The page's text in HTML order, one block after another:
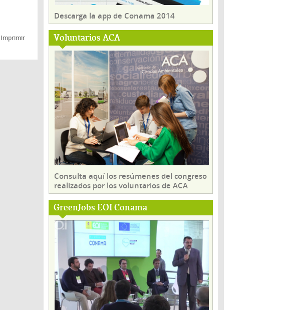
Descarga la app de Conama 2014
Voluntarios ACA
Consulta aquí los resúmenes del congreso
realizados por los voluntarios de ACA
GreenJobs EOI Conama
Imprimir